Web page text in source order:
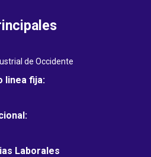
de Occidente
linea fija:
Laborales